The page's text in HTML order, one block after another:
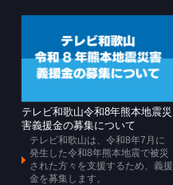
テレビ和歌山令和8年熊本地震災
害義援金の募集について
テレビ和歌山は、令和8年7月に
発生した令和8年熊本地震で被災
された方々を支援するため、義援
金を募集します。